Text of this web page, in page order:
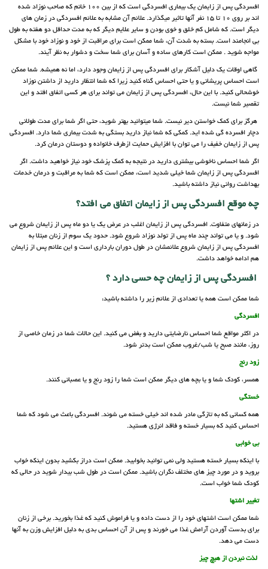
افسردگی پس از زایمان یک بیماری افسردگی است که از بین 100 خانم که صاحب نوزاد شده
اند بر روی 10 تا 15 نفر آنها تاثیر میگذارد. علائم آن مشابه به علائم افسردگی در زمان های
دیگر است. که شامل کم خلق و خوی بودن و سایر علایم دیگر که به مدت حداقل دو هفته به طول
بی انجامند است. بسته به شدت آن، شما ممکن است برای مراقبت از خود و نوزاد خود با مشکل
مواجه شوید . ممکن است کارهای ساده و آسان برای شما سخت و دشوار به نظر آیند.
گاهی اوقات یک دلیل آشکار برای افسردگی پس از زایمان وجود دارد، اما نه همیشه. شما ممکن
است احساس پریشانی و یا حتی احساس گناه کنید زیرا که شما انتظار دارید از داشتن نوزاد
خوشحالی کنید. با این حال، افسردگی پس از زایمان می تواند برای هر کسی اتفاق افتد و این
تقصیر شما نیست.
هرگز برای کمک خواستن دیر نیست. شما میتوانید بهتر شوید، حتی اگر شما برای مدت طولانی
دچار افسرده گی شده اید. کمکی که شما نیاز دارید بستگی به شدت بیماری شما دارد. افسردگی
پس از زایمان خفیف را می توان با افزایش حمایت ازطرف خانواده و دوستان درمان کرد.
اگر شما احساس ناخوشی بیشتری دارید در نتیجه به کمک پزشک خود نیاز خواهید داشت. اگر
افسردگی پس از زایمان شما خیلی شدید است، ممکن است که شما به مراقبت و درمان خدمات
بهداشت روانی نیاز داشته باشید.
چه موقع افسردگی پس از زایمان اتفاق می افتد؟
در زمانهای متفاوت. افسردگی پس از زایمان اغلب در عرض یک یا دو ماه پس از زایمان شروع می
شود. و یا می تواند چند ماه پس از تولد نوزاد شروع شود. حدود یک سوم از زنان مبتلا به
افسردگی پس از زایمان شروع علائمشان در طول دوران بارداری است و این علائم پس از زایمان
هم ادامه خواهد داشت.
افسردگی پس از زایمان چه حسی دارد ؟
شما ممکن است همه یا تعدادی از علائم زیر را داشته باشید:
افسردگی
در اکثر مواقع شما احساس نارضایتی دارید و بغض می کنید. این حالات شما در زمان خاصی از
روز، مانند صبح یا شب/غروب ممکن است بدتر شود.
زود رنج
همسر، کودک شما و یا بچه های دیگر ممکن است شما را زود رنج و یا عصبانی کنند.
خستگی
همه کسانی که به تازگی مادر شده اند خیلی خسته می شوند. افسردگی باعث می شود که شما
احساس کنید که بسیار خسته و فاقد انرژی هستید.
بی خوابی
با اینکه بسیار خسته هستید ولی نمی توانید بخوابید. ممکن است دراز بکشید بدون اینکه خواب
بروید و در مورد چیز های مختلف نگران باشید. ممکن است در طول شب بیدار شوید در حالی که
کودک شما خواب است.
تغییر اشتها
شما ممکن است اشتهای خود را از دست داده و یا فراموش کنید که غذا بخورید. برخی از زنان
برای بدست آوردن آرامش غذا می خورند و پس از آن احساس بدی به دلیل افزایش وزن به آنها
دست می دهد.
لذت نبردن از هیچ چیز